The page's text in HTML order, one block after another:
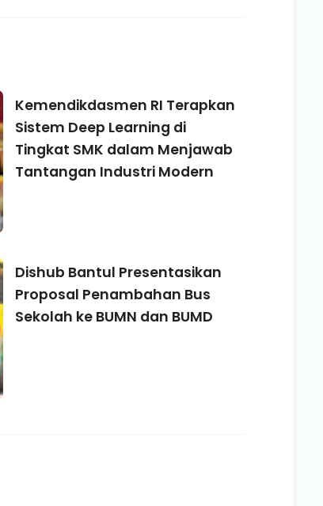
Kemendikdasmen RI Terapkan
Sistem Deep Learning di
Tingkat SMK dalam Menjawab
Tantangan Industri Modern
Dishub Bantul Presentasikan
Proposal Penambahan Bus
Sekolah ke BUMN dan BUMD